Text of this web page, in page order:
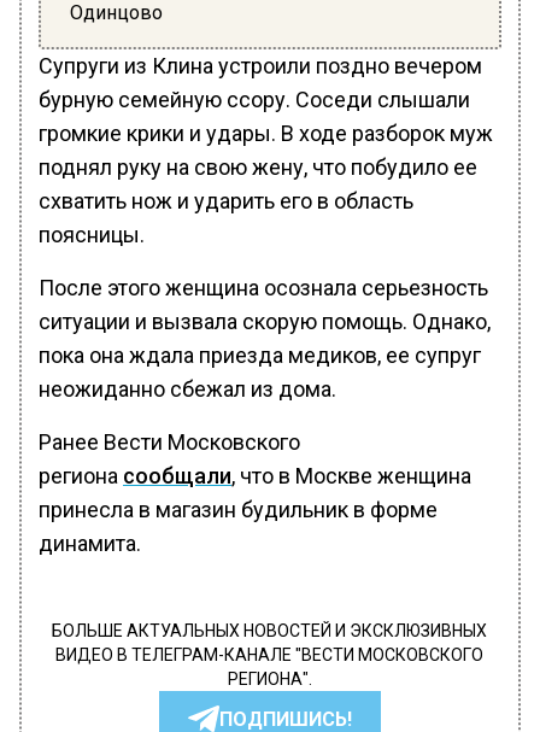
Одинцово
Супруги из Клина устроили поздно вечером
бурную семейную ссору. Соседи слышали
громкие крики и удары. В ходе разборок муж
поднял руку на свою жену, что побудило ее
схватить нож и ударить его в область
поясницы.
После этого женщина осознала серьезность
ситуации и вызвала скорую помощь. Однако,
пока она ждала приезда медиков, ее супруг
неожиданно сбежал из дома.
Ранее Вести Московского
региона сообщали, что в Москве женщина
принесла в магазин будильник в форме
динамита.
БОЛЬШЕ АКТУАЛЬНЫХ НОВОСТЕЙ И ЭКСКЛЮЗИВНЫХ
ВИДЕО В ТЕЛЕГРАМ-КАНАЛЕ "ВЕСТИ МОСКОВСКОГО
РЕГИОНА".
ПОДПИШИСЬ!